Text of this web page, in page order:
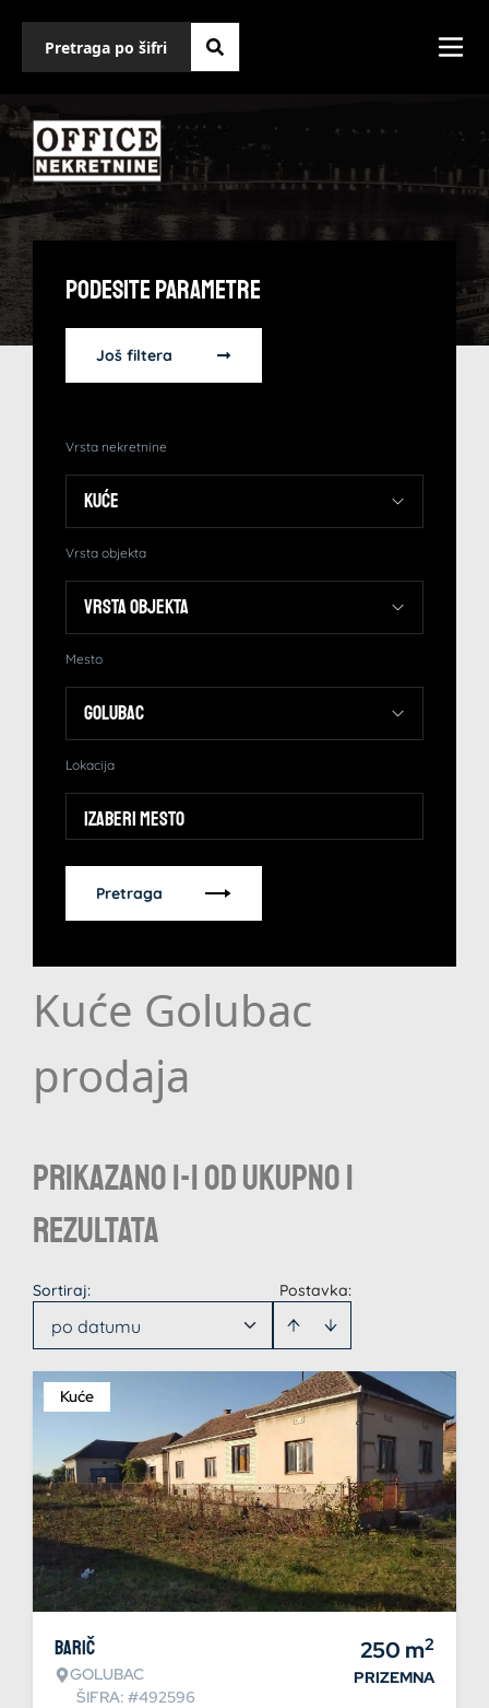
Podesite Parametre
Još filtera
Vrsta nekretnine
Vrsta objekta
Mesto
Lokacija
Izaberi mesto
Pretraga
Kuće Golubac
prodaja
Prikazano 1-1 od ukupno 1
rezultata
Postavka:
Sortiraj:
po datumu
Kuće
Barič
GOLUBAC
ŠIFRA: #492596
250 m2
PRIZEMNA